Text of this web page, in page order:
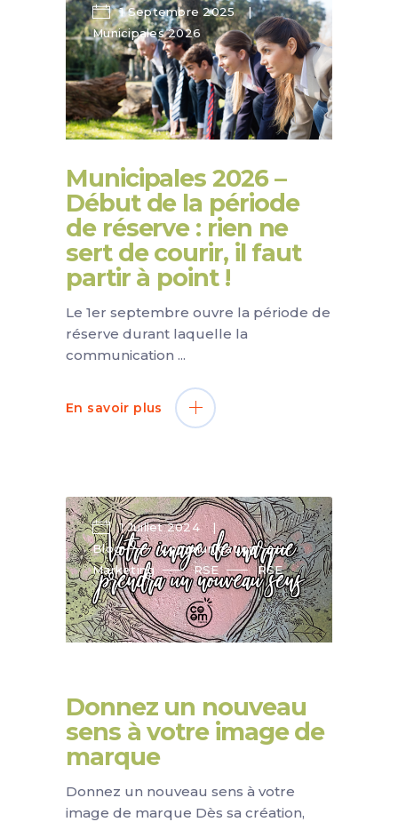
1 Septembre 2025
Municipales 2026
Municipales 2026 –
Début de la période
de réserve : rien ne
sert de courir, il faut
partir à point !
Le 1er septembre ouvre la période de
réserve durant laquelle la
communication
En savoir plus
1 Juillet 2024
Blog
Communication
Marketing
RSE RSE
Donnez un nouveau
sens à votre image de
marque
Donnez un nouveau sens à votre
image de marque Dès sa création,